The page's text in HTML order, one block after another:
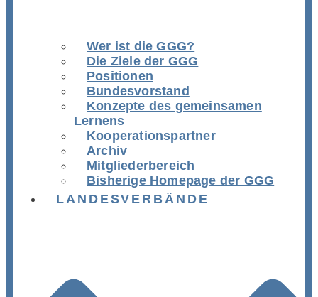
Wer ist die GGG?
Die Ziele der GGG
Positionen
Bundesvorstand
Konzepte des gemeinsamen
Lernens
Kooperationspartner
Archiv
Mitgliederbereich
Bisherige Homepage der GGG
LANDESVERBÄNDE